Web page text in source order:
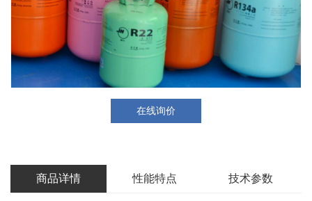
在线询价
商品详情 性能特点 技术参数